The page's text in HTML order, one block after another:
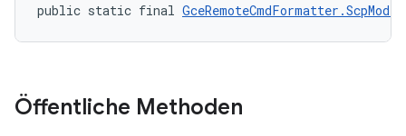
public static final GceRemoteCmdFormatter.ScpMode
Öffentliche Methoden